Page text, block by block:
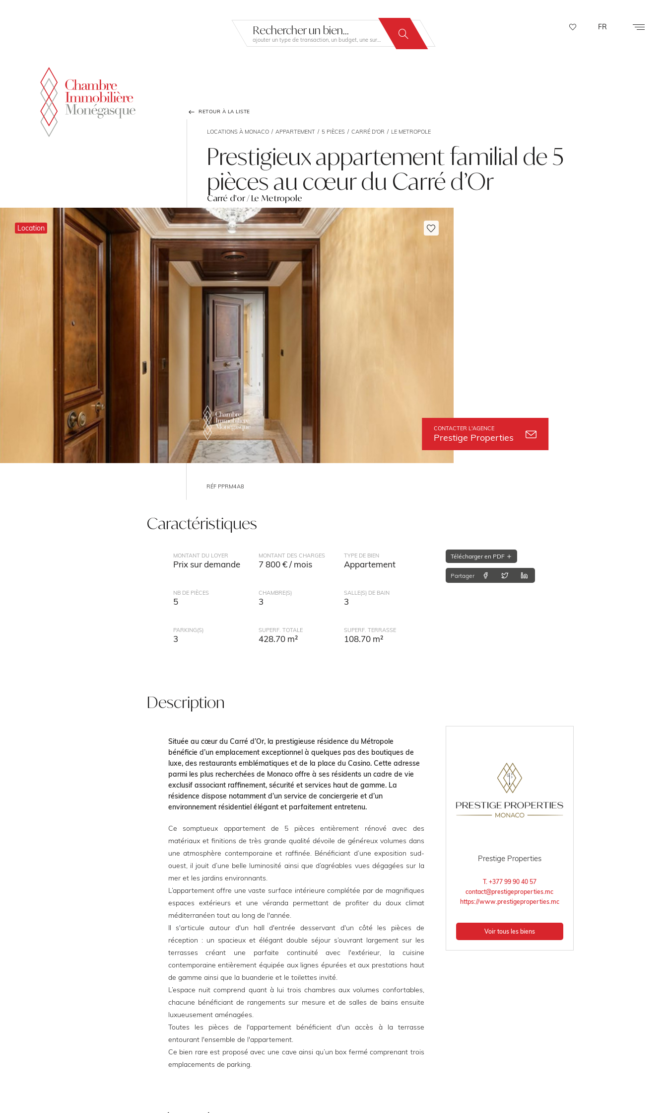
FR
Rechercher un bien...
RETOUR À LA LISTE
LOCATIONS À MONACO APPARTEMENT 5 PIÈCES CARRÉ D'OR LE METROPOLE
Prestigieux appartement familial de 5
pièces au cœur du Carré d’Or
Carré d'or / Le Metropole
CONTACTER L'AGENCE
Prestige Properties
Location
RÉF PPRM4A8
Caractéristiques
MONTANT DU LOYER
Prix sur demande
MONTANT DES CHARGES
7 800 € / mois
TYPE DE BIEN
Appartement
NB DE PIÈCES
5
CHAMBRE(S)
3
SALLE(S) DE BAIN
3
PARKING(S)
3
SUPERF. TOTALE
428.70 m²
SUPERF. TERRASSE
108.70 m²
Télécharger en PDF
Partager
Description
Située au cœur du Carré d’Or, la prestigieuse résidence du Métropole
bénéficie d’un emplacement exceptionnel à quelques pas des boutiques de
luxe, des restaurants emblématiques et de la place du Casino. Cette adresse
parmi les plus recherchées de Monaco offre à ses résidents un cadre de vie
exclusif associant raffinement, sécurité et services haut de gamme. La
résidence dispose notamment d’un service de conciergerie et d’un
environnement résidentiel élégant et parfaitement entretenu.
Ce somptueux appartement de 5 pièces entièrement rénové avec des
matériaux et finitions de très grande qualité dévoile de généreux volumes dans
une atmosphère contemporaine et raffinée. Bénéficiant d’une exposition sud-
ouest, il jouit d’une belle luminosité ainsi que d’agréables vues dégagées sur la
mer et les jardins environnants.
L’appartement offre une vaste surface intérieure complétée par de magnifiques
espaces extérieurs et une véranda permettant de profiter du doux climat
méditerranéen tout au long de l'année.
Il s'articule autour d'un hall d'entrée desservant d'un côté les pièces de
réception : un spacieux et élégant double séjour s’ouvrant largement sur les
terrasses créant une parfaite continuité avec l'extérieur, la cuisine
contemporaine entièrement équipée aux lignes épurées et aux prestations haut
de gamme ainsi que la buanderie et le toilettes invité.
L’espace nuit comprend quant à lui trois chambres aux volumes confortables,
chacune bénéficiant de rangements sur mesure et de salles de bains ensuite
luxueusement aménagées.
Toutes les pièces de l'appartement bénéficient d'un accès à la terrasse
entourant l'ensemble de l'appartement.
Ce bien rare est proposé avec une cave ainsi qu’un box fermé comprenant trois
emplacements de parking.
Prestige Properties
T. +377 99 90 40 57
contact@prestigeproperties.mc
https://www.prestigeproperties.mc
Voir tous les biens